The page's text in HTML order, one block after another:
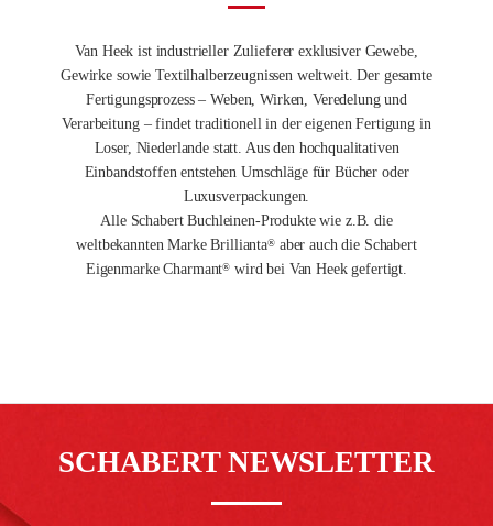
Van Heek ist industrieller Zulieferer exklusiver Gewebe,
Gewirke sowie Textilhalberzeugnissen weltweit. Der gesamte
Fertigungsprozess – Weben, Wirken, Veredelung und
Verarbeitung – findet traditionell in der eigenen Fertigung in
Loser, Niederlande statt. Aus den hochqualitativen
Einbandstoffen entstehen Umschläge für Bücher oder
Luxusverpackungen.
Alle Schabert Buchleinen-Produkte wie z.B. die
weltbekannten Marke Brillianta®aber auch die Schabert
Eigenmarke Charmant® wird bei Van Heek gefertigt.
SCHABERT NEWSLETTER